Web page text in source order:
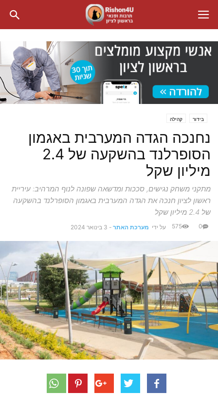
בידור קהילה
נחנכה הגדה המערבית באגמון
הסופרלנד בהשקעה של 2.4
מיליון שקל
מתקני משחק נגישים, סככות ומדשאה שפונה לנוף המרהיב: עיריית
ראשון לציון חנכה את הגדה המערבית באגמון הסופרלנד בהשקעה
של 2.4 מיליון שקל
על ידי מערכת האתר - 3 בינואר 2024 0
575